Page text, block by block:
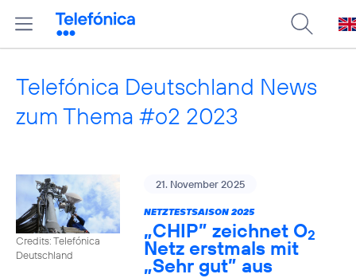
Telefónica Deutschland News
zum Thema #o2 2023
Credits: Telefónica
Deutschland
21. November 2025
NETZTESTSAISON 2025
„CHIP” zeichnet O2
Netz erstmals mit
„Sehr gut” aus